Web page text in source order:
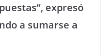
expresó
a sumarse a